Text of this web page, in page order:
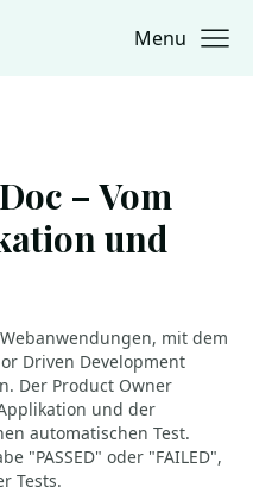
Menu
– Vom
und
mit dem
Driven Development
Der Product Owner
und der
automatischen Test.
"PASSED" oder "FAILED",
Tests.